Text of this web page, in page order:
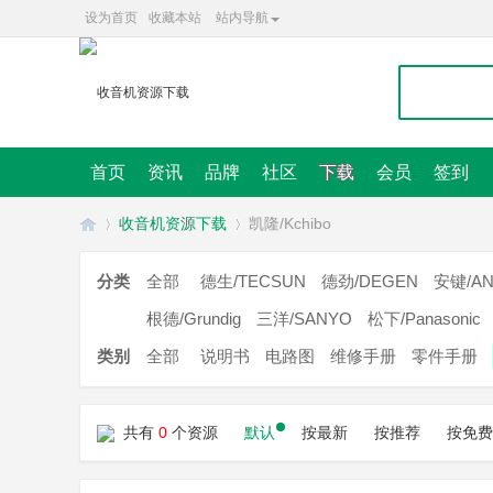
设为首页 收藏本站 站内导航
首页 资讯 品牌 社区 下载 会员 签到
收音机资源下载
»
凯隆/Kchibo
分类 全部 德生/TECSUN 德劲/DEGEN 安键/
根德/Grundig
三洋/SANYO 松下/Panasonic
类别
全部 说明书 电路图 维修手册 零件手册
共有 0 个资源 默认 按最新 按推荐 按免费